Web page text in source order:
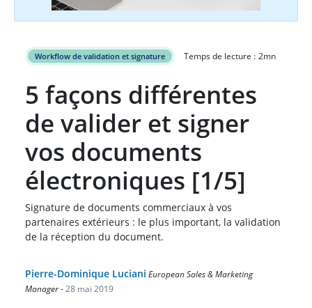
Workflow de validation et signature Temps de lecture : 2mn
5 façons différentes
de valider et signer
vos documents
électroniques [1/5]
Signature de documents commerciaux à vos
partenaires extérieurs : le plus important, la validation
de la réception du document.
Pierre-Dominique Luciani European Sales & Marketing
Manager - 28 mai 2019